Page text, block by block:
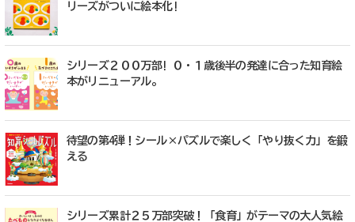
リーズがついに絵本化!
シリーズ２００万部! ０・１歳後半の発達に合った知育絵
本がリニューアル。
待望の第4弾！シール×パズルで楽しく「やり抜く力」を鍛
える
シリーズ累計２５万部突破！「食育」がテーマの大人気絵